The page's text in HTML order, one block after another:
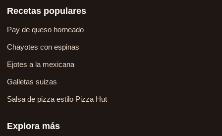
Recetas populares
Pay de queso horneado
Chayotes con espinas
Ejotes a la mexicana
Galletas suizas
Salsa de pizza estilo Pizza Hut
Explora más